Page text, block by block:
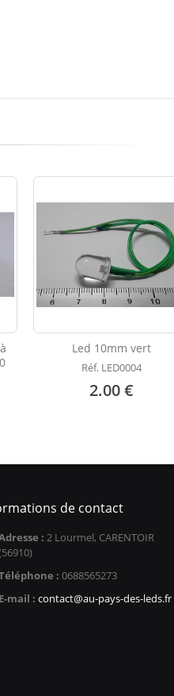
Led 10mm vert
Réf. LED0004
2.00 €
de contact
: 2 Lourmel, CARENTOIR
: 0688565273
E-mail : contact@au-pays-des-leds.fr